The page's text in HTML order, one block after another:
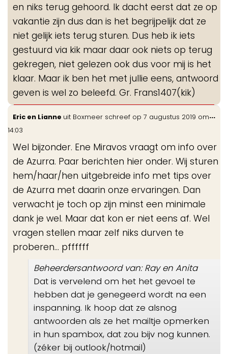
en niks terug gehoord. Ik dacht eerst dat ze op
vakantie zijn dus dan is het begrijpelijk dat ze
niet gelijk iets terug sturen. Dus heb ik iets
gestuurd via kik maar daar ook niets op terug
gekregen, niet gelezen ook dus voor mij is het
klaar. Maar ik ben het met jullie eens, antwoord
geven is wel zo beleefd. Gr. Frans1407(kik)
Eric en Lianne uit Boxmeer schreef op 7 augustus 2019 om
14:03
Wel bijzonder. Ene Miravos vraagt om info over
de Azurra. Paar berichten hier onder. Wij sturen
hem/haar/hen uitgebreide info met tips over
de Azurra met daarin onze ervaringen. Dan
verwacht je toch op zijn minst een minimale
dank je wel. Maar dat kon er niet eens af. Wel
vragen stellen maar zelf niks durven te
proberen... pffffff
Beheerdersantwoord van: Ray en Anita
Dat is vervelend om het het gevoel te
hebben dat je genegeerd wordt na een
inspanning. Ik hoop dat ze alsnog
antwoorden als ze het mailtje opmerken
in hun spambox, dat zou bijv nog kunnen.
(zéker bij outlook/hotmail)
...